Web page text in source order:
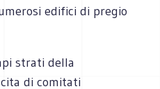
edifici di pregio
strati della
di comitati